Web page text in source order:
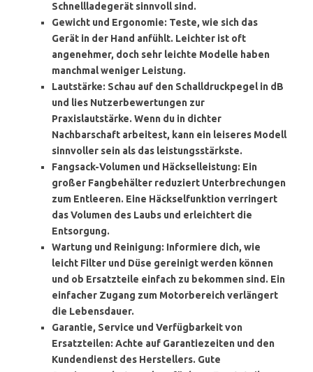
Schnellladegerät sinnvoll sind.
Gewicht und Ergonomie: Teste, wie sich das
Gerät in der Hand anfühlt. Leichter ist oft
angenehmer, doch sehr leichte Modelle haben
manchmal weniger Leistung.
Lautstärke: Schau auf den Schalldruckpegel in dB
und lies Nutzerbewertungen zur
Praxislautstärke. Wenn du in dichter
Nachbarschaft arbeitest, kann ein leiseres Modell
sinnvoller sein als das leistungsstärkste.
Fangsack-Volumen und Häckselleistung: Ein
großer Fangbehälter reduziert Unterbrechungen
zum Entleeren. Eine Häckselfunktion verringert
das Volumen des Laubs und erleichtert die
Entsorgung.
Wartung und Reinigung: Informiere dich, wie
leicht Filter und Düse gereinigt werden können
und ob Ersatzteile einfach zu bekommen sind. Ein
einfacher Zugang zum Motorbereich verlängert
die Lebensdauer.
Garantie, Service und Verfügbarkeit von
Ersatzteilen: Achte auf Garantiezeiten und den
Kundendienst des Herstellers. Gute